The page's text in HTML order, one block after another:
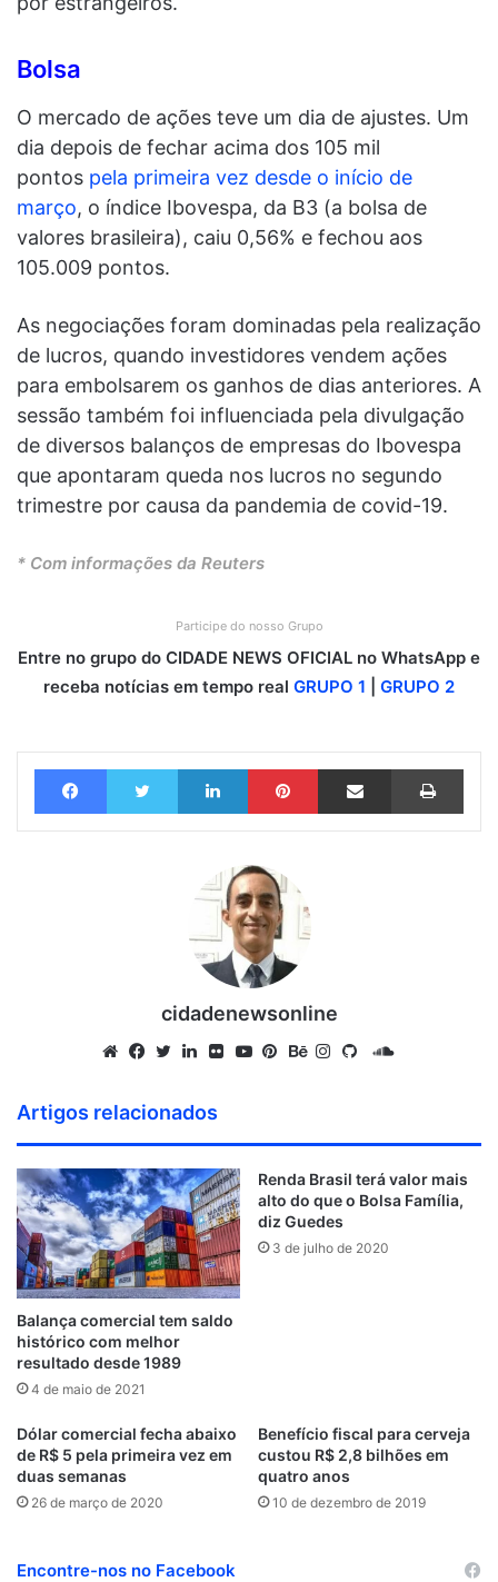
Bolsa
O mercado de ações teve um dia de ajustes. Um
dia depois de fechar acima dos 105 mil
pontos pela primeira vez desde o início de
março, o índice Ibovespa, da B3 (a bolsa de
valores brasileira), caiu 0,56% e fechou aos
105.009 pontos.
As negociações foram dominadas pela realização
de lucros, quando investidores vendem ações
para embolsarem os ganhos de dias anteriores. A
sessão também foi influenciada pela divulgação
de diversos balanços de empresas do Ibovespa
que apontaram queda nos lucros no segundo
trimestre por causa da pandemia de covid-19.
* Com informações da Reuters
Participe do nosso Grupo
Entre no grupo do CIDADE NEWS OFICIAL no WhatsApp e
receba notícias em tempo real GRUPO 1 GRUPO 2
Facebook Twitter Linkedin Pinterest Compartilhar via e-mail
cidadenewsonline
e
i
t
e
a
b
o
o
k
w
t
e
r
i
e
d
i
n
k
r
b
e
r
e
n
c
e
a
g
u
b
S
C
l
Artigos relacionados
Balança comercial tem saldo
histórico com melhor
resultado desde 1989
4 de maio de 2021
Renda Brasil terá valor mais
alto do que o Bolsa Família,
diz Guedes
3 de julho de 2020
Dólar comercial fecha abaixo
de R$ 5 pela primeira vez em
duas semanas
26 de março de 2020
Benefício fiscal para cerveja
custou R$ 2,8 bilhões em
quatro anos
10 de dezembro de 2019
Encontre-nos no Facebook